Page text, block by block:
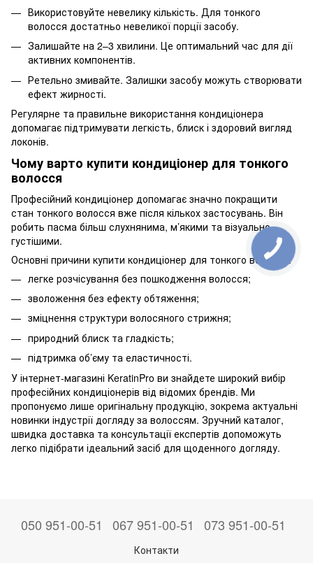
Використовуйте невелику кількість. Для тонкого
волосся достатньо невеликої порції засобу.
Залишайте на 2–3 хвилини. Це оптимальний час для дії
активних компонентів.
Ретельно змивайте. Залишки засобу можуть створювати
ефект жирності.
Регулярне та правильне використання кондиціонера
допомагає підтримувати легкість, блиск і здоровий вигляд
локонів.
Чому варто купити кондиціонер для тонкого
волосся
Професійний кондиціонер допомагає значно покращити
стан тонкого волосся вже після кількох застосувань. Він
робить пасма більш слухнянима, м’якими та візуально
густішими.
Основні причини купити кондиціонер для тонкого волосся:
легке розчісування без пошкодження волосся;
зволоження без ефекту обтяження;
зміцнення структури волосяного стрижня;
природний блиск та гладкість;
підтримка об’єму та еластичності.
У інтернет-магазині KeratinPro ви знайдете широкий вибір
професійних кондиціонерів від відомих брендів. Ми
пропонуємо лише оригінальну продукцію, зокрема актуальні
новинки індустрії догляду за волоссям. Зручний каталог,
швидка доставка та консультації експертів допоможуть
легко підібрати ідеальний засіб для щоденного догляду.
050 951-00-51 067 951-00-51 073 951-00-51
Контакти